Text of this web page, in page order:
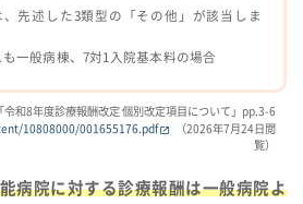
先述した3類型の「その他」が該当しま
一般病棟、7対1入院基本料の場合
令和8年度診療報酬改定 個別改定項目について」pp.3-6
10808000/001655176.pdf
（2026年7月24日閲
覧）
病院に対する診療報酬は一般病院よ